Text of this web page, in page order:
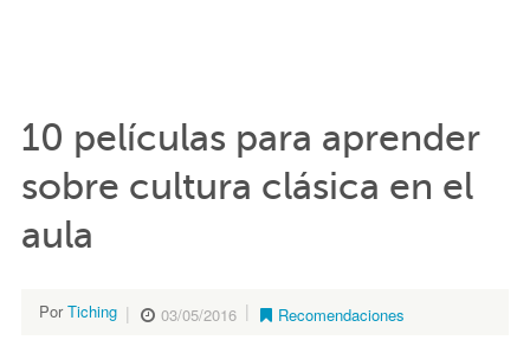
10 películas para aprender
sobre cultura clásica en el
aula
PorTiching 03/05/2016 Recomendaciones